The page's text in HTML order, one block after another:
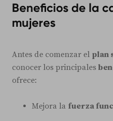
Beneficios de la
mujeres
Antes de comenzar el plan
conocer los principales
ofrece:
Mejora la fuerza